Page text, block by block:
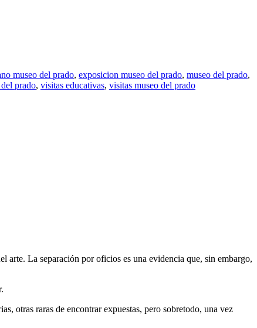
museo del prado, exposicion museo del prado, museo del prado,
prado, visitas educativas, visitas museo del prado
arte. La separación por oficios es una evidencia que, sin embargo,
otras raras de encontrar expuestas, pero sobretodo, una vez